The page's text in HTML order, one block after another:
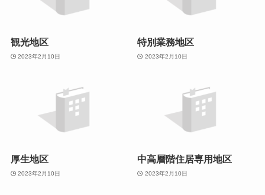
観光地区
2023年2月10日
特別業務地区
2023年2月10日
厚生地区
2023年2月10日
中高層階住居専用地区
2023年2月10日